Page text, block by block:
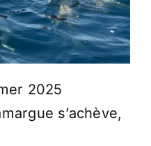
2025
s’achève,